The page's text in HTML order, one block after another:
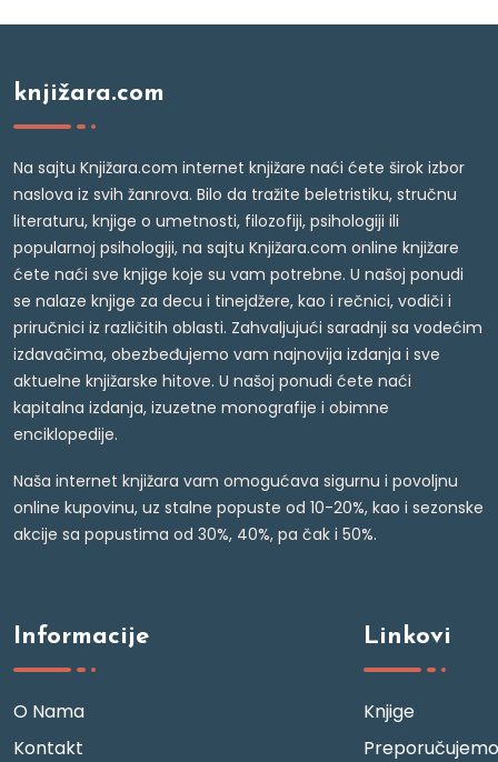
knjižara.com
Na sajtu Knjižara.com internet knjižare naći ćete širok izbor
naslova iz svih žanrova. Bilo da tražite beletristiku, stručnu
literaturu, knjige o umetnosti, filozofiji, psihologiji ili
popularnoj psihologiji, na sajtu Knjižara.com online knjižare
ćete naći sve knjige koje su vam potrebne. U našoj ponudi
se nalaze knjige za decu i tinejdžere, kao i rečnici, vodiči i
priručnici iz različitih oblasti. Zahvaljujući saradnji sa vodećim
izdavačima, obezbeđujemo vam najnovija izdanja i sve
aktuelne knjižarske hitove. U našoj ponudi ćete naći
kapitalna izdanja, izuzetne monografije i obimne
enciklopedije.
Naša internet knjižara vam omogućava sigurnu i povoljnu
online kupovinu, uz stalne popuste od 10-20%, kao i sezonske
akcije sa popustima od 30%, 40%, pa čak i 50%.
Informacije
O Nama
Kontakt
Linkovi
Knjige
Preporučujemo